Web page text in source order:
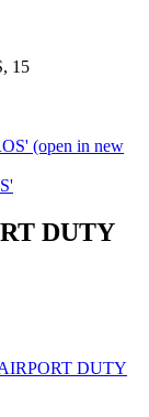
15
(open in new
DUTY
DUTY